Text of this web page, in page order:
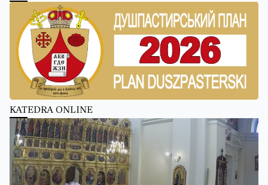
KATEDRA ONLINE